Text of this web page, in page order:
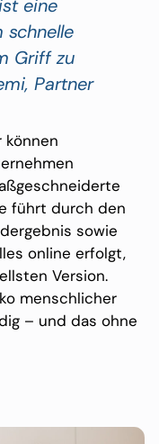
eine
schnelle
Griff zu
Partner
können
führt durch den
sowie
online erfolgt,
Version.
menschlicher
– und das ohne